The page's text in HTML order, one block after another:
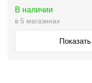
В наличии
в 5 магазинах